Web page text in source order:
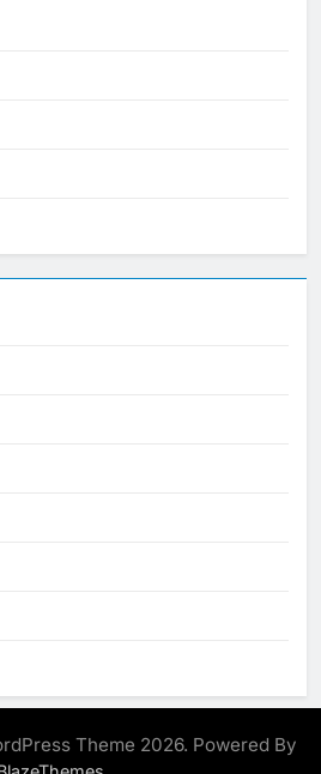
Theme 2026. Powered By